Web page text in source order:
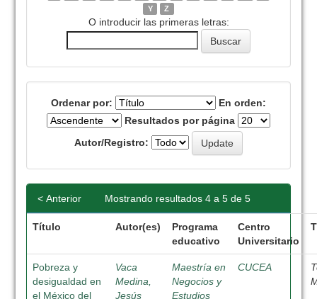
Y
Z
O introducir las primeras letras:
Ordenar por:
En orden:
Resultados por página
Autor/Registro:
Mostrando resultados 4 a 5 de 5
< Anterior
Título Autor(es)
Programa
educativo
Centro
Universitario
Pobreza y
desigualdad en
el México del
Vaca
Medina,
Jesús
Maestría en
Negocios y
Estudios
CUCEA